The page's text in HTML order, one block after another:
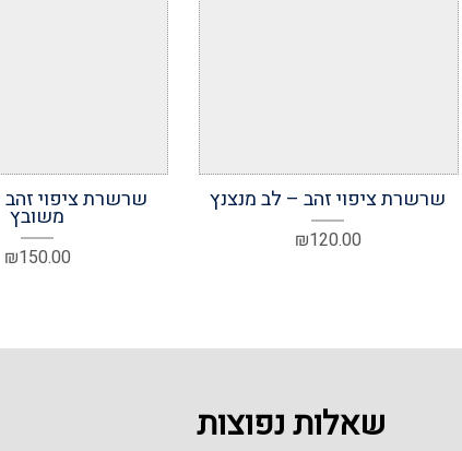
שרשרת ציפוי זהב – לב מנצנץ
₪120.00
שרשרת ציפוי זהב
משובץ
₪150.00
שאלות נפוצות